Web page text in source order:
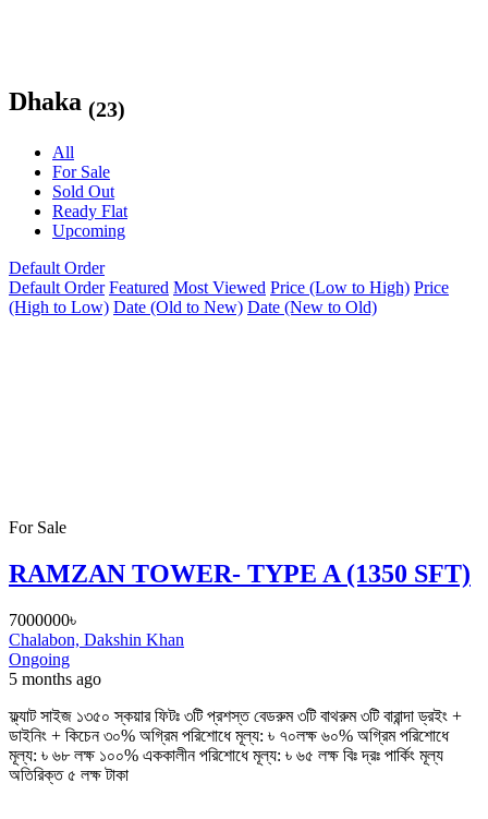
Dhaka (23)
All
For Sale
Sold Out
Ready Flat
Upcoming
Default Order
Default Order Featured Most Viewed Price (Low to High) Price
(High to Low) Date (Old to New) Date (New to Old)
For Sale
RAMZAN TOWER- TYPE A (1350 SFT)
7000000৳
Chalabon, Dakshin Khan
Ongoing
5 months ago
ফ্ল্যাট সাইজ ১৩৫০ স্কয়ার ফিটঃ ৩টি প্রশস্ত বেডরুম ৩টি বাথরুম ৩টি বারান্দা ড্রইং +
ডাইনিং + কিচেন ৩০% অগ্রিম পরিশোধে মূল্য: ৳ ৭০লক্ষ ৬০% অগ্রিম পরিশোধে
মূল্য: ৳ ৬৮ লক্ষ ১০০% এককালীন পরিশোধে মূল্য: ৳ ৬৫ লক্ষ বিঃ দ্রঃ পার্কিং মূল্য
অতিরিক্ত ৫ লক্ষ টাকা